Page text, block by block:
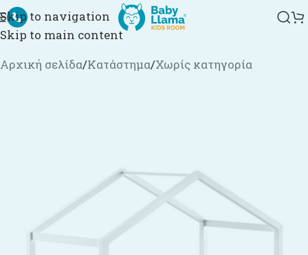
Skip to navigation
Skip to main content
Αρχική σελίδα/Κατάστημα/Χωρίς κατηγορία